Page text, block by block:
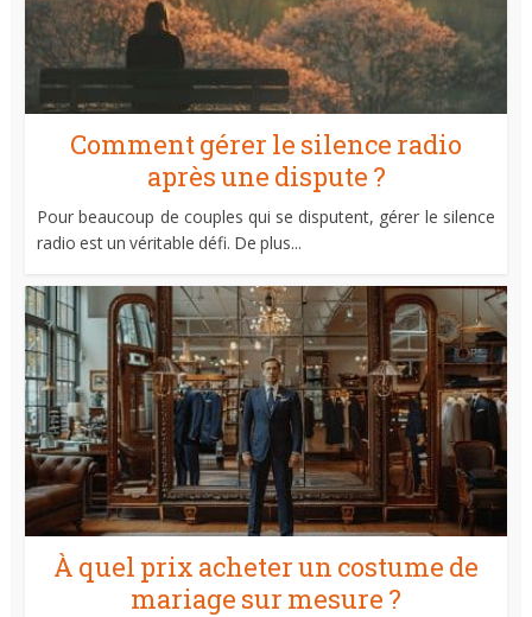
Comment gérer le silence radio
après une dispute ?
Pour beaucoup de couples qui se disputent, gérer le silence
radio est un véritable défi. De plus...
À quel prix acheter un costume de
mariage sur mesure ?